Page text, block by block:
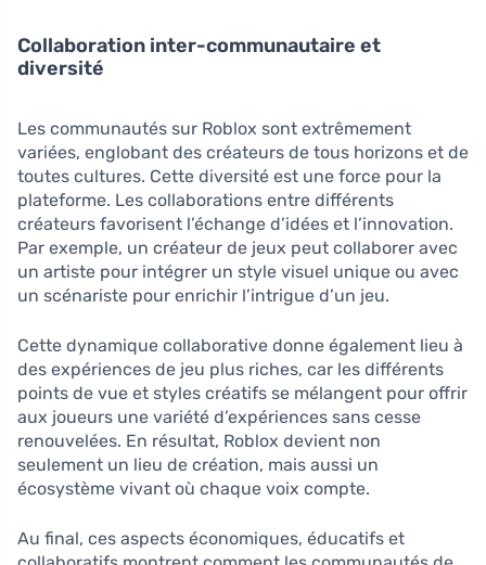
Collaboration inter-communautaire et
diversité
Les communautés sur Roblox sont extrêmement
variées, englobant des créateurs de tous horizons et de
toutes cultures. Cette diversité est une force pour la
plateforme. Les collaborations entre différents
créateurs favorisent l’échange d’idées et l’innovation.
Par exemple, un créateur de jeux peut collaborer avec
un artiste pour intégrer un style visuel unique ou avec
un scénariste pour enrichir l’intrigue d’un jeu.
Cette dynamique collaborative donne également lieu à
des expériences de jeu plus riches, car les différents
points de vue et styles créatifs se mélangent pour offrir
aux joueurs une variété d’expériences sans cesse
renouvelées. En résultat, Roblox devient non
seulement un lieu de création, mais aussi un
écosystème vivant où chaque voix compte.
Au final, ces aspects économiques, éducatifs et